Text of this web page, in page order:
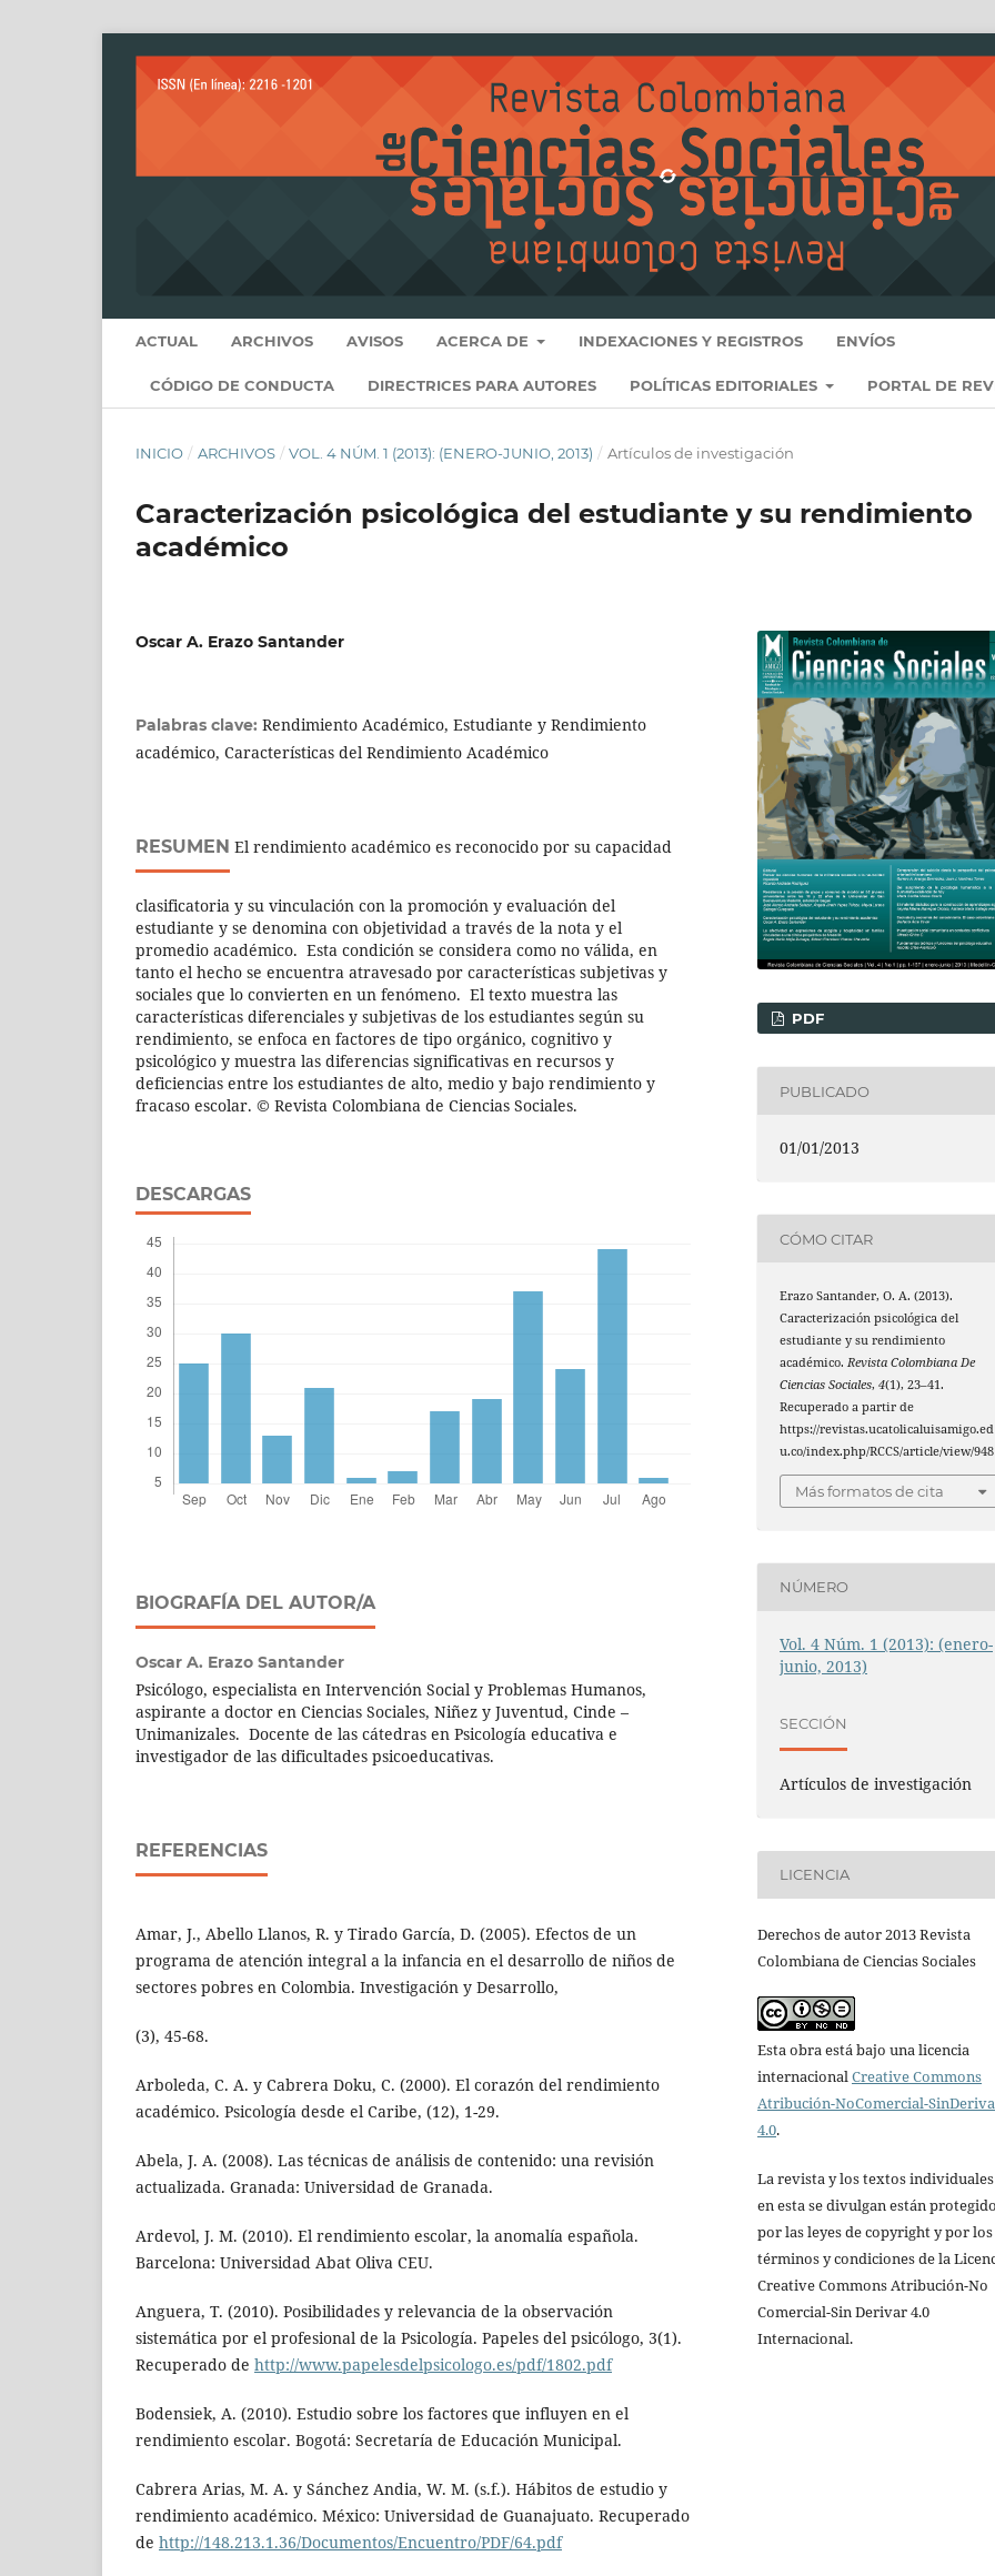
ACTUAL ARCHIVOS AVISOS ACERCA DE INDEXACIONES Y REGISTROS ENVÍOS
CÓDIGO DE CONDUCTA DIRECTRICES PARA AUTORES POLÍTICAS EDITORIALES PORTAL DE
INICIO / ARCHIVOS / VOL. 4 NÚM. 1 (2013): (ENERO-JUNIO, 2013) / Artículos de investigación
Caracterización psicológica del estudiante y su rendimiento
académico
Oscar A. Erazo Santander
Palabras clave: Rendimiento Académico, Estudiante y Rendimiento
académico, Características del Rendimiento Académico
RESUMEN El rendimiento académico es reconocido por su capacidad
clasificatoria y su vinculación con la promoción y evaluación del
estudiante y se denomina con objetividad a través de la nota y el
promedio académico. Esta condición se considera como no válida, en
tanto el hecho se encuentra atravesado por características subjetivas y
sociales que lo convierten en un fenómeno. El texto muestra las
características diferenciales y subjetivas de los estudiantes según su
rendimiento, se enfoca en factores de tipo orgánico, cognitivo y
psicológico y muestra las diferencias significativas en recursos y
deficiencias entre los estudiantes de alto, medio y bajo rendimiento y
fracaso escolar. © Revista Colombiana de Ciencias Sociales.
DESCARGAS
BIOGRAFÍA DEL AUTOR/A
Oscar A. Erazo Santander
Psicólogo, especialista en Intervención Social y Problemas Humanos,
aspirante a doctor en Ciencias Sociales, Niñez y Juventud, Cinde –
Unimanizales. Docente de las cátedras en Psicología educativa e
investigador de las dificultades psicoeducativas.
REFERENCIAS
Amar, J., Abello Llanos, R. y Tirado García, D. (2005). Efectos de un
programa de atención integral a la infancia en el desarrollo de niños de
sectores pobres en Colombia. Investigación y Desarrollo,
(3), 45-68.
Arboleda, C. A. y Cabrera Doku, C. (2000). El corazón del rendimiento
académico. Psicología desde el Caribe, (12), 1-29.
Abela, J. A. (2008). Las técnicas de análisis de contenido: una revisión
actualizada. Granada: Universidad de Granada.
Ardevol, J. M. (2010). El rendimiento escolar, la anomalía española.
Barcelona: Universidad Abat Oliva CEU.
Anguera, T. (2010). Posibilidades y relevancia de la observación
sistemática por el profesional de la Psicología. Papeles del psicólogo, 3(1).
Recuperado de http://www.papelesdelpsicologo.es/pdf/1802.pdf
Bodensiek, A. (2010). Estudio sobre los factores que influyen en el
rendimiento escolar. Bogotá: Secretaría de Educación Municipal.
Cabrera Arias, M. A. y Sánchez Andia, W. M. (s.f.). Hábitos de estudio y
rendimiento académico. México: Universidad de Guanajuato. Recuperado
de http://148.213.1.36/Documentos/Encuentro/PDF/64.pdf
PDF
PUBLICADO
01/01/2013
CÓMO CITAR
Erazo Santander, O. A. (2013).
Caracterización psicológica del
estudiante y su rendimiento
académico.Revista Colombiana De
Ciencias Sociales,4(1), 23–41.
Recuperado a partir de
https://revistas.ucatolicaluisamigo.ed
u.co/index.php/RCCS/article/view/948
Más formatos de cita
NÚMERO
Vol. 4 Núm. 1 (2013): (enero-
junio, 2013)
SECCIÓN
Artículos de investigación
LICENCIA
Derechos de autor 2013 Revista
Colombiana de Ciencias Sociales
Esta obra está bajo una licencia
internacionalCreative Commons
Atribución-NoComercial-
4.0.
La revista y los textos
en esta se divulgan están
por las leyes de copyright y por los
términos y condiciones de la
Creative Commons Atribución-No
Comercial-Sin Derivar 4.0
Internacional.